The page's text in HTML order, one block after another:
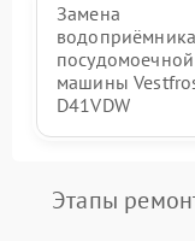
Замена
водоприёмника
посудомоечной
машины
D41VDW
Этапы